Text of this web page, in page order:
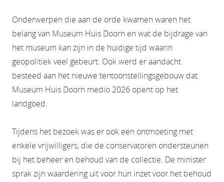
Onderwerpen die aan de orde kwamen waren het
belang van Museum Huis Doorn en wat de bijdrage van
het museum kan zijn in de huidige tijd waarin
geopolitiek veel gebeurt. Ook werd er aandacht
besteed aan het nieuwe tentoonstellingsgebouw dat
Museum Huis Doorn medio 2026 opent op het
landgoed.
Tijdens het bezoek was er ook een ontmoeting met
enkele vrijwilligers, die de conservatoren ondersteunen
bij het beheer en behoud van de collectie. De minister
sprak zijn waardering uit voor hun inzet voor het behoud